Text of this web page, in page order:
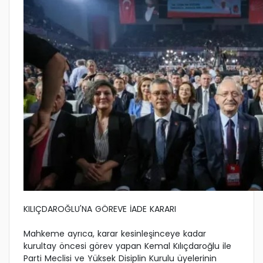
KILIÇDAROĞLU'NA GÖREVE İADE KARARI
Mahkeme ayrıca, karar kesinleşinceye kadar
kurultay öncesi görev yapan Kemal Kılıçdaroğlu ile
Parti Meclisi ve Yüksek Disiplin Kurulu üyelerinin